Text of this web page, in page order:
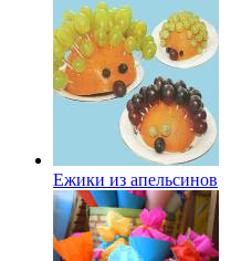
Ежики из апельсинов